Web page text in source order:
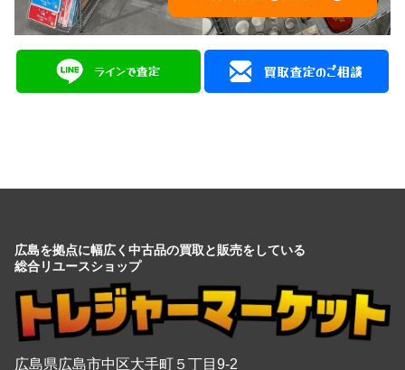
会社情報を見る
総合リユースショップ